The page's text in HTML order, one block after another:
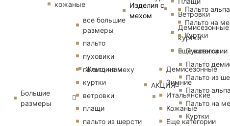
Женщинам
Изделия с
мехом
Ветровки
Демисезонные
куртки
Еще категории
Демисезонные
Зимние
Итальянские
Кожаные
Еще категории
кожаные
Большие
размеры
все большие
размеры
пальто
пуховики
пальто на меху
куртки
ветровки
плащи
пальто из шерсти
Пальто
Пальто на
Куртки
АКЦИЯ
Пуховики
Пальто
Пальто из
Пальто
Пальто на
Куртки